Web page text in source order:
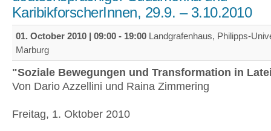
KaribikforscherInnen, 29.9. – 3.10.2010
01. October 2010 | 09:00 - 19:00 Landgrafenhaus, Philipps-
Marburg
"Soziale Bewegungen und Transformation in
Von Dario Azzellini und Raina Zimmering
Freitag, 1. Oktober 2010